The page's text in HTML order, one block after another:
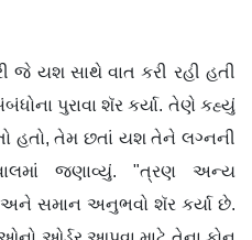
જે યશ સાથે વાત કરી રહી હતી
પુરાવા શૅર કર્યા. તેણે કહ્યું
હતો, તેમ છતાં યશ તેને લગ્નની
જણાવ્યું. "ત્રણ અન્ય
સમાન અનુભવો શૅર કર્યા છે.